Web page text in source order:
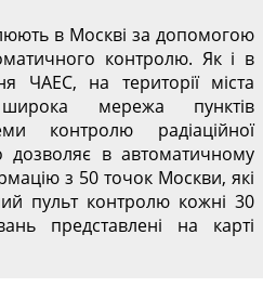
в Москві за допомогою
контролю. Як і в
ЧАЕС, на території міста
мережа пунктів
контролю радіаційної
в автоматичному
з 50 точок Москви, які
пульт контролю кожні 30
представлені на карті